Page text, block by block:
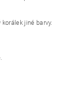
jiné barvy.